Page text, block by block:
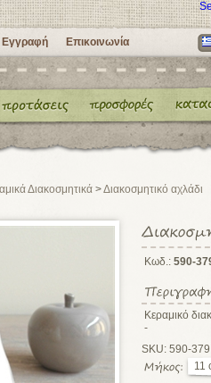
Εγγραφή Επικοινωνία
Διακοσμητικά >Διακοσμητικό αχλάδι
Κωδ.: 590-
Κεραμικό
-
SKU: 590-379
11